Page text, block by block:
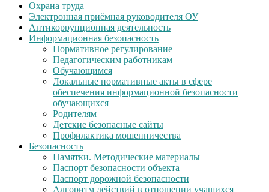
Охрана труда
Электронная приёмная руководителя ОУ
Антикоррупционная деятельность
Информационная безопасность
Нормативное регулирование
Педагогическим работникам
Обучающимся
Локальные нормативные акты в сфере
обеспечения информационной безопасности
обучающихся
Родителям
Детские безопасные сайты
Профилактика мошенничества
Безопасность
Памятки. Методические материалы
Паспорт безопасности объекта
Паспорт дорожной безопасности
Алгоритм действий в отношении учащихся